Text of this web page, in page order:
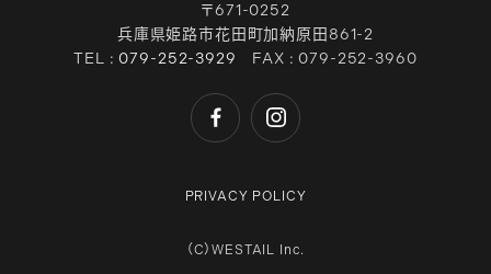
〒671-0252
兵庫県姫路市花田町加納原田861-2
TEL :079-252-3929 FAX : 079-252-3960
PRIVACY POLICY
（C）WESTAIL Inc.